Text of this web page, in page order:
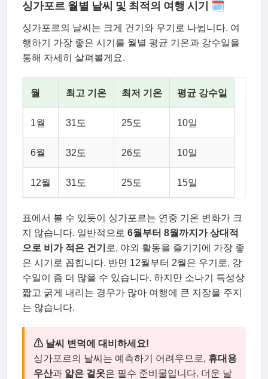
싱가포르 월별 날씨 및 최적의 여행 시기 🗓
싱가포르의 날씨는 크게 건기와 우기로 나뉩니다. 여
행하기 가장 좋은 시기를 월별 평균 기온과 강수일을
통해 자세히 살펴볼게요.
월 최고 기온 최저 기온 평균 강수일
1월 31도 25도 10일
6월 32도 26도 10일
12월 31도 25도 15일
표에서 볼 수 있듯이 싱가포르는 연중 기온 변화가 크
지 않습니다. 일반적으로 6월부터 8월까지가 상대적
으로 비가 적은 건기 로, 야외 활동을 즐기기에 가장 좋
은 시기로 꼽힙니다. 반면 12월부터 2월은 우기로, 강
수일이 좀 더 많을 수 있습니다. 하지만 소나기 특성상
짧고 굵게 내리는 경우가 많아 여행에 큰 지장을 주지
는 않습니다.
⚠ 날씨 변덕에 대비하세요!
싱가포르의 날씨는 예측하기 어려우므로, 휴대용
우산과 얇은 겉옷은 필수 준비물입니다. 더운 날